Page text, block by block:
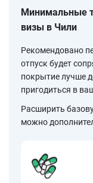
Минимальные
визы в Чили
Рекомендовано
отпуск будет
покрытие лучше
пригодиться в
Расширить
можно